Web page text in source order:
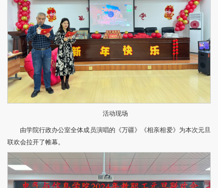
活动现场
由学院行政办公室全体成员演唱的《万疆》《相亲相爱》为本次元旦
联欢会拉开了帷幕。